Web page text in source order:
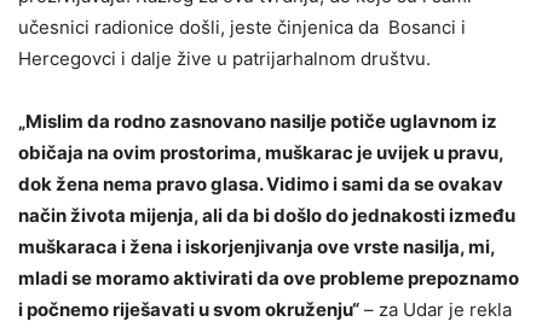
učesnici radionice došli, jeste činjenica da Bosanci i
Hercegovci i dalje žive u patrijarhalnom društvu.
„Mislim da rodno zasnovano nasilje potiče uglavnom iz
običaja na ovim prostorima, muškarac je uvijek u pravu,
dok žena nema pravo glasa. Vidimo i sami da se ovakav
način života mijenja, ali da bi došlo do jednakosti između
muškaraca i žena i iskorjenjivanja ove vrste nasilja, mi,
mladi se moramo aktivirati da ove probleme prepoznamo
i počnemo riješavati u svom okruženju“ – za Udar je rekla